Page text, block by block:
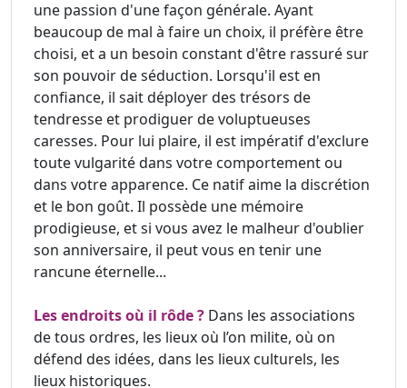
une passion d'une façon générale. Ayant
beaucoup de mal à faire un choix, il préfère être
choisi, et a un besoin constant d'être rassuré sur
son pouvoir de séduction. Lorsqu'il est en
confiance, il sait déployer des trésors de
tendresse et prodiguer de voluptueuses
caresses. Pour lui plaire, il est impératif d'exclure
toute vulgarité dans votre comportement ou
dans votre apparence. Ce natif aime la discrétion
et le bon goût. Il possède une mémoire
prodigieuse, et si vous avez le malheur d'oublier
son anniversaire, il peut vous en tenir une
rancune éternelle...
Les endroits où il rôde ? Dans les associations
de tous ordres, les lieux où l’on milite, où on
défend des idées, dans les lieux culturels, les
lieux historiques.